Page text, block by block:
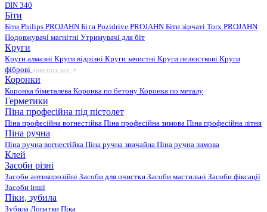
DIN 340
Біти
Біти Philips PROJAHN Біти Pozidrive PROJAHN Біти зірчаті Torx PROJAHN
Подовжувачі магнітні Утримувачі для біт
Круги
Круги алмазні Круги відрізні Круги зачистні Круги пелюсткові Круги
фіброві дивитись все
Коронки
Коронка біметалева Коронка по бетону Коронка по металу
Герметики
Піна професійна під пістолет
Піна професійна вогнестійка Піна професійна зимова Піна професійна літня
Піна ручна
Піна ручна вогнестійка Піна ручна звичайна Піна ручна зимова
Клей
Засоби різні
Засоби антикорозійні Засоби для очистки Засоби мастильні Засоби фіксації
Засоби інші
Піки, зубила
Зубила Лопатки Піка